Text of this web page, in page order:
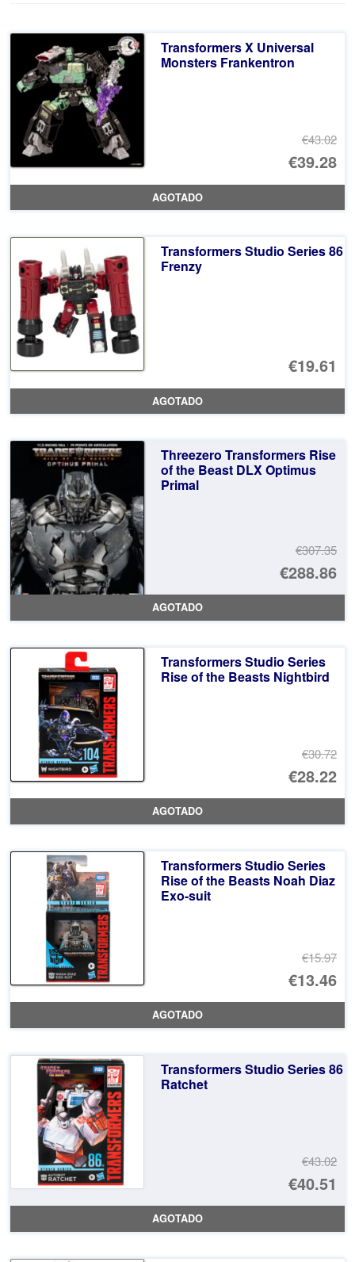
Transformers X Universal
Monsters Frankentron
€43.02
El
€39.28
El
AGOTADO
Transformers Studio Series 86
Frenzy
€19.61
AGOTADO
Threezero Transformers Rise
of the Beast DLX Optimus
Primal
€307.35
El
€288.86
El
AGOTADO
Transformers Studio Series
Rise of the Beasts Nightbird
€30.72
El
€28.22
El
AGOTADO
Transformers Studio Series
Rise of the Beasts Noah Diaz
Exo-suit
€15.97
El
€13.46
El
AGOTADO
Transformers Studio Series 86
Ratchet
€43.02
€40.51
El
AGOTADO